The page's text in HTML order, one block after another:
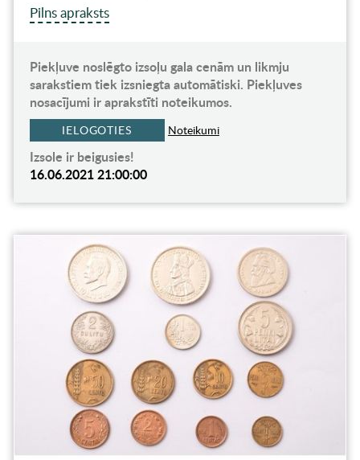
Pilns apraksts
Piekļuve noslēgto izsoļu gala cenām un likmju
sarakstiem tiek izsniegta automātiski. Piekļuves
nosacījumi ir aprakstīti noteikumos.
IELOGOTIES Noteikumi
Izsole ir beigusies!
16.06.2021 21:00:00